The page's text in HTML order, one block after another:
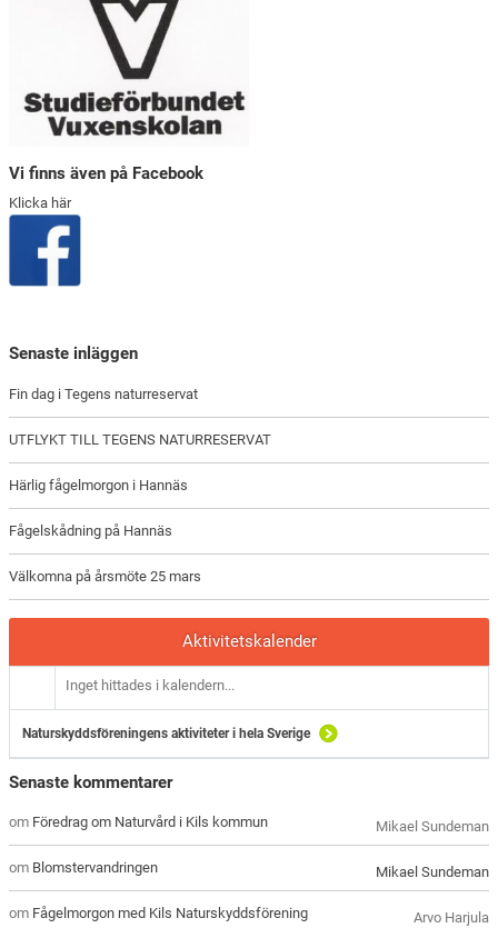
Vi finns även på Facebook
Klicka här
Senaste inläggen
Fin dag i Tegens naturreservat
UTFLYKT TILL TEGENS NATURRESERVAT
Härlig fågelmorgon i Hannäs
Fågelskådning på Hannäs
Välkomna på årsmöte 25 mars
Aktivitetskalender
Inget hittades i kalendern...
Naturskyddsföreningens aktiviteter i hela Sverige
Senaste kommentarer
Mikael Sundeman
om Föredrag om Naturvård i Kils kommun
Mikael Sundeman
om Blomstervandringen
Arvo Harjula
om Fågelmorgon med Kils Naturskyddsförening